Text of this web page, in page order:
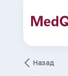
Назад